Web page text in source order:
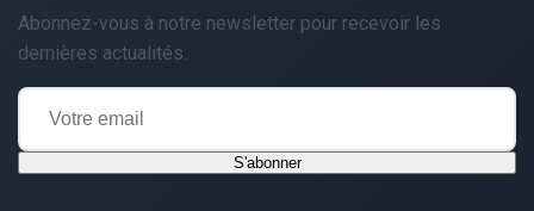
Abonnez-vous à notre newsletter pour recevoir les
dernières actualités.
S'abonner